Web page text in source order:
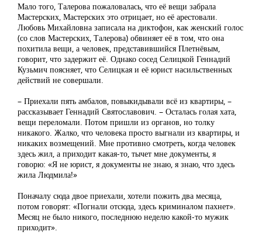
Мало того, Талерова пожаловалась, что её вещи забрала
Мастерских, Мастерских это отрицает, но её арестовали.
Любовь Михайловна записала на диктофон, как женский голос
(со слов Мастерских, Талерова) обвиняет её в том, что она
похитила вещи, а человек, представившийся Плетнёвым,
говорит, что задержит её. Однако сосед Селицкой Геннадий
Кузьмич поясняет, что Селицкая и её юрист насильственных
действий не совершали.
– Приехали пять амбалов, повыкидывали всё из квартиры, –
рассказывает Геннадий Святославович. – Осталась голая хата,
вещи переломали. Потом пришли из органов, но толку
никакого. Жалко, что человека просто выгнали из квартиры, и
никаких возмещений. Мне противно смотреть, когда человек
здесь жил, а приходит какая-то, тычет мне документы, я
говорю: «Я не юрист, я документы не знаю, я знаю, что здесь
жила Людмила!»
Поначалу сюда двое приехали, хотели пожить два месяца,
потом говорят: «Погнали отсюда, здесь криминалом пахнет».
Месяц не было никого, последнюю неделю какой-то мужик
приходит».